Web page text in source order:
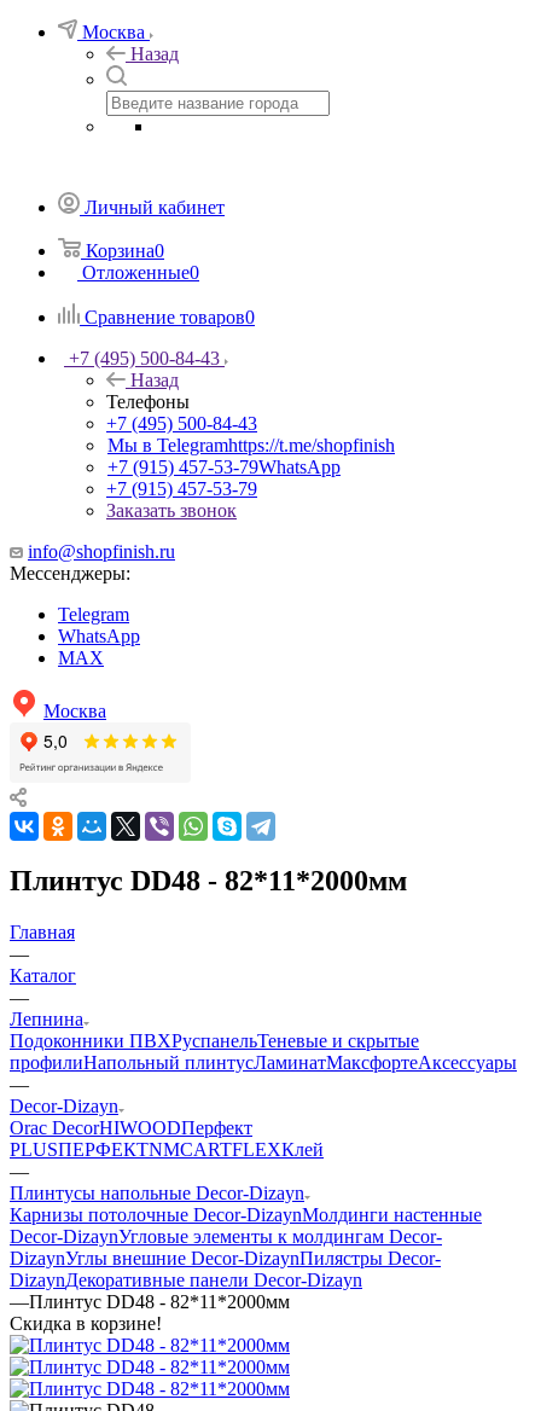
Москва
Назад
Личный кабинет
Корзина0
Отложенные0
Сравнение товаров0
+7 (495) 500-84-43
Назад
Телефоны
+7 (495) 500-84-43
Мы в Telegramhttps://t.me/shopfinish
+7 (915) 457-53-79WhatsApp
+7 (915) 457-53-79
Заказать звонок
info@shopfinish.ru
Мессенджеры:
Telegram
WhatsApp
MAX
Москва
Плинтус DD48 - 82*11*2000мм
Главная
—
Каталог
—
Лепнина
Подоконники ПВХРуспанельТеневые и скрытые
профилиНапольный плинтусЛаминатМаксфортеАксессуары
—
Decor-Dizayn
Orac DecorHIWOODПерфект
PLUSПЕРФЕКТNMCARTFLEXКлей
—
Плинтусы напольные Decor-Dizayn
Карнизы потолочные Decor-DizaynМолдинги настенные
Decor-DizaynУгловые элементы к молдингам Decor-
DizaynУглы внешние Decor-DizaynПилястры Decor-
DizaynДекоративные панели Decor-Dizayn
—Плинтус DD48 - 82*11*2000мм
Скидка в корзине!